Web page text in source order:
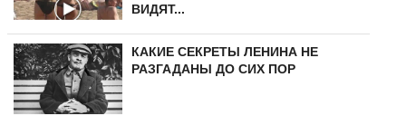
ВИДЯТ...
КАКИЕ СЕКРЕТЫ ЛЕНИНА НЕ
РАЗГАДАНЫ ДО СИХ ПОР